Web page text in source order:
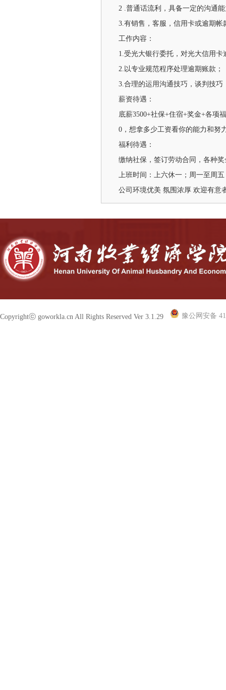
2 .普通话流利，具备一定的沟通
3.有销售，客服，信用卡或逾期
工作内容：
1.受光大银行委托，对光大信用
2.以专业规范程序处理逾期账款；
3.合理的运用沟通技巧，谈判技
薪资待遇：
底薪3500+社保+住宿+奖金+各项
0，想拿多少工资看你的能力和努
福利待遇：
缴纳社保，签订劳动合同，各种
上班时间：上六休一；周一至周
公司环境优美 氛围浓厚 欢迎有意
Copyrightⓒ goworkla.cn All Rights Reserved Ver 3.1.29 豫公网安备